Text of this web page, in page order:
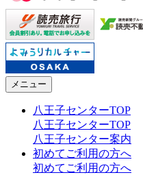
メニュー
八王子センターTOP
八王子センターTOP
八王子センター案内
初めてご利用の方へ
初めてご利用の方へ